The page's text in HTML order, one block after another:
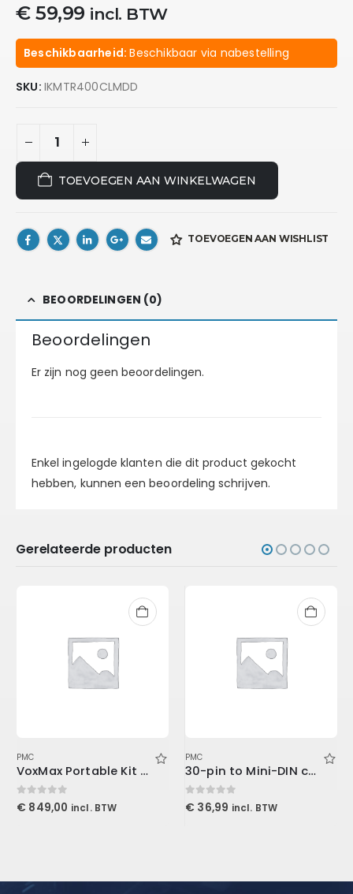
€59,99 incl. BTW
Beschikbaarheid:Beschikbaar via nabestelling
SKU: IKMTR400CLMDD
TOEVOEGEN AAN WINKELWAGEN
TOEVOEGEN AAN WISHLIST
BEOORDELINGEN (0)
Beoordelingen
Er zijn nog geen beoordelingen.
Enkel ingelogde klanten die dit product gekocht
hebben, kunnen een beoordeling schrijven.
Gerelateerde producten
PMC
VoxMax Portable Kit 2-ProMax V2, 1-Mudguard V2, 2-Stand Mount LENRD
0out of 5
€ 849,00 incl. BTW
PMC
30-pin to Mini-DIN cable
0out of 5
€ 36,99 incl. BTW